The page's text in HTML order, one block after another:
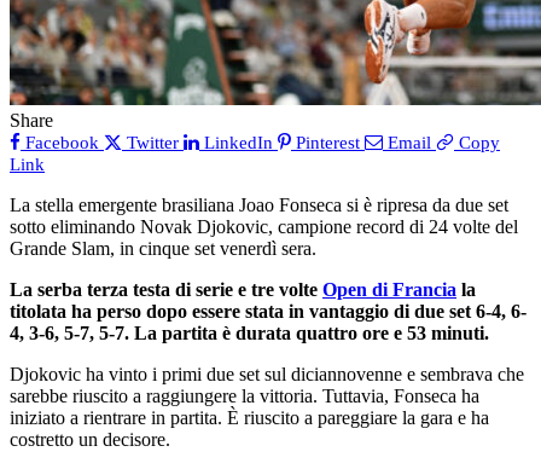
Share
Facebook Twitter LinkedIn Pinterest Email
Copy
Link
La stella emergente brasiliana Joao Fonseca si è ripresa da due set
sotto eliminando Novak Djokovic, campione record di 24 volte del
Grande Slam, in cinque set venerdì sera.
La serba terza testa di serie e tre volte Open di Francia la
titolata ha perso dopo essere stata in vantaggio di due set 6-4, 6-
4, 3-6, 5-7, 5-7. La partita è durata quattro ore e 53 minuti.
Djokovic ha vinto i primi due set sul diciannovenne e sembrava che
sarebbe riuscito a raggiungere la vittoria. Tuttavia, Fonseca ha
iniziato a rientrare in partita. È riuscito a pareggiare la gara e ha
costretto un decisore.